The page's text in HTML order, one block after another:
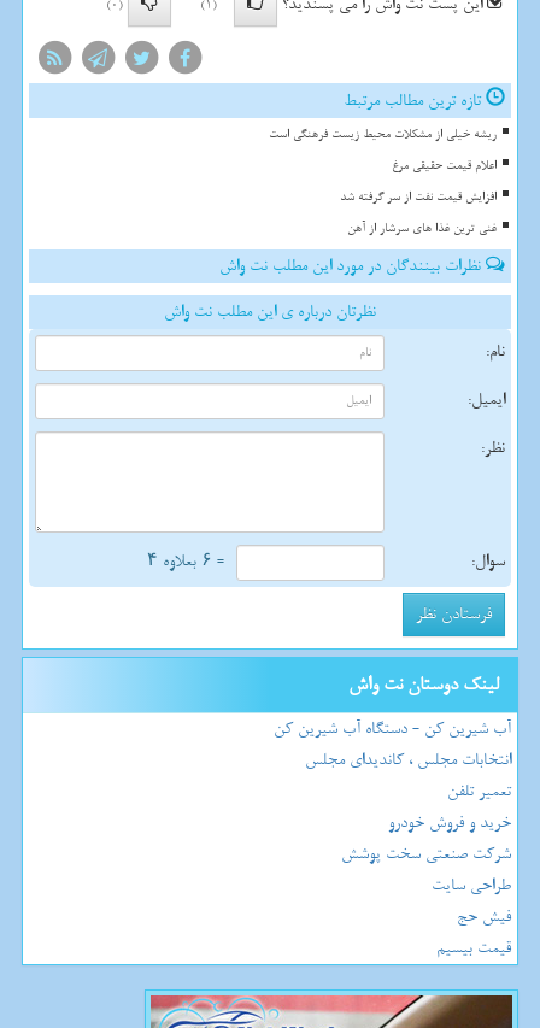
(1)
(0)
تازه ترین مطالب مرتبط
ریشه خیلی از مشکلات محیط زیست فرهنگی است
اعلام قیمت حقیقی مرغ
افزایش قیمت نفت از سر گرفته شد
غنی ترین غذا های سرشار از آهن
نظرات بینندگان در مورد این مطلب نت واش
نظرتان درباره ی این مطلب نت واش
نام:
ایمیل:
نظر:
سوال: = ۶ بعلاوه ۴
لینک دوستان نت واش
آب شیرین کن - دستگاه آب شیرین کن
انتخابات مجلس ، کاندیدای مجلس
تعمیر تلفن
خرید و فروش خودرو
شرکت صنعتی سخت پوشش
طراحی سایت
فیش حج
قیمت بیسیم